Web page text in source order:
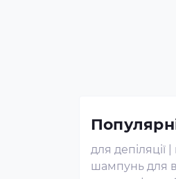
для депіляції
шампунь для